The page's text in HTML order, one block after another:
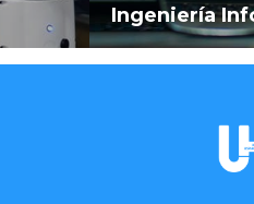
Ingeniería Informática